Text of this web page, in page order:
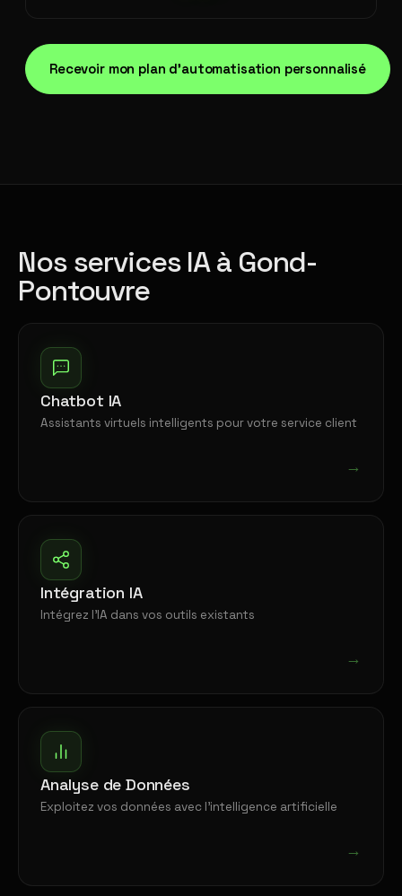
Recevoir mon plan d'automatisation personnalisé
Nos services IA à Gond-
Pontouvre
Chatbot IA
Assistants virtuels intelligents pour votre service client
→
Intégration IA
Intégrez l'IA dans vos outils existants
→
Analyse de Données
Exploitez vos données avec l'intelligence artificielle
→